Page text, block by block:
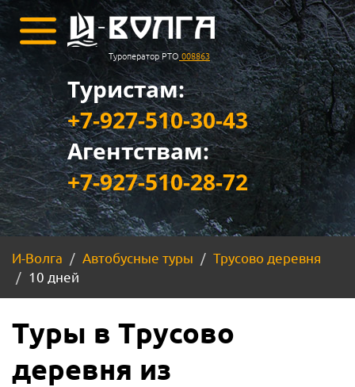
Туроператор РТО 008863
Туристам:
+7-927-510-30-43
Агентствам:
+7-927-510-28-72
И-Волга Автобусные туры
Трусово деревня
10 дней
Туры в Трусово
деревня из